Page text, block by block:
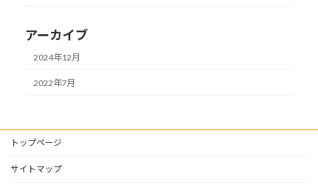
アーカイブ
2024年12月
2022年7月
トップページ
サイトマップ